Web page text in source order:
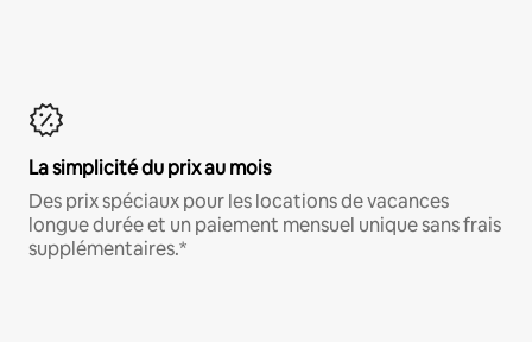
La simplicité du prix au mois
Des prix spéciaux pour les locations de vacances
longue durée et un paiement mensuel unique sans frais
supplémentaires.*